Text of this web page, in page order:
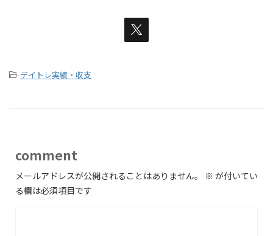
-デイトレ実績・収支
comment
メールアドレスが公開されることはありません。 ※ が付いてい
る欄は必須項目です